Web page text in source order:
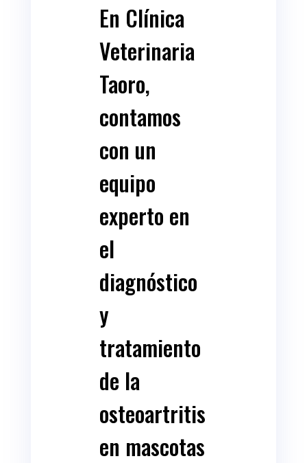
En Clínica
Veterinaria
Taoro,
contamos
con un
equipo
experto en
el
diagnóstico
y
tratamiento
de la
osteoartritis
en mascotas